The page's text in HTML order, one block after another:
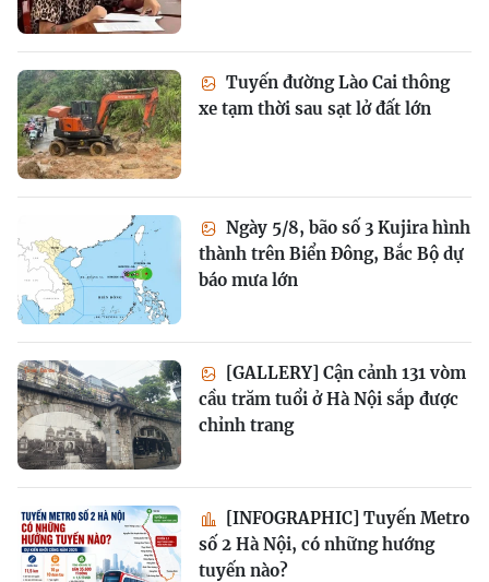
Tuyến đường Lào Cai thông
xe tạm thời sau sạt lở đất lớn
Ngày 5/8, bão số 3 Kujira hình
thành trên Biển Đông, Bắc Bộ dự
báo mưa lớn
[GALLERY] Cận cảnh 131 vòm
cầu trăm tuổi ở Hà Nội sắp được
chỉnh trang
[INFOGRAPHIC] Tuyến Metro
số 2 Hà Nội, có những hướng
tuyến nào?